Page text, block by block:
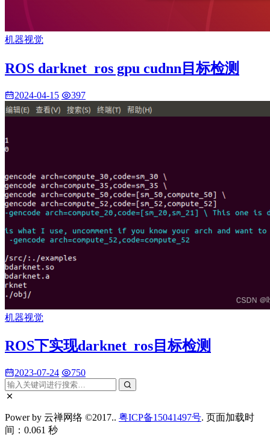
机器视觉
ROS darknet_ros gpu cudnn目标检测
2024-04-15 397
机器视觉
ROS下实现darknet_ros目标检测
2023-07-24 750
Power by 云禅网络 ©2017.. 粤ICP备15041497号. 页面加载时
间：0.061 秒